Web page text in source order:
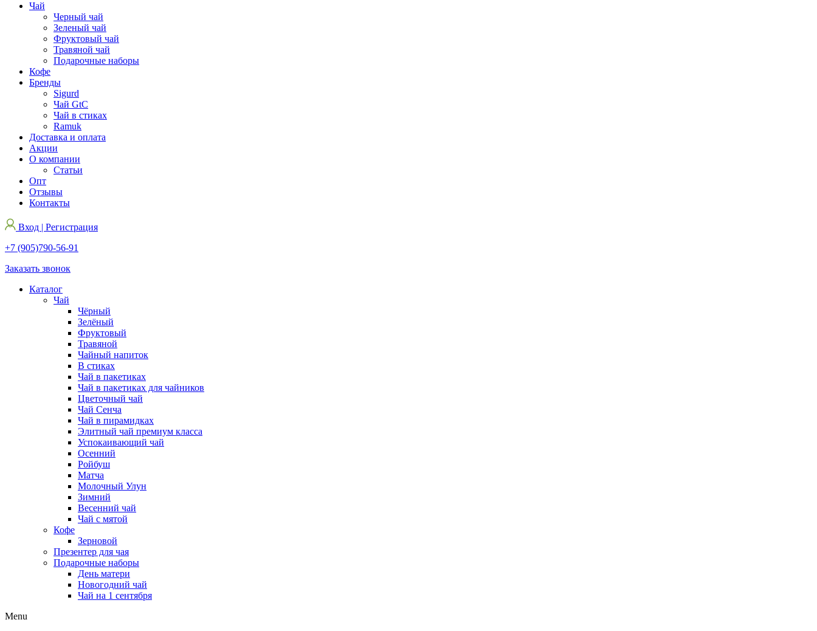
Чай
Черный чай
Зеленый чай
Фруктовый чай
Травяной чай
Подарочные наборы
Кофе
Бренды
Sigurd
Чай GtC
Чай в стиках
Ramuk
Доставка и оплата
Акции
О компании
Статьи
Опт
Отзывы
Контакты
Вход | Регистрация
+7 (905)790-56-91
Заказать звонок
Каталог
Чай
Чёрный
Зелёный
Фруктовый
Травяной
Чайный напиток
В стиках
Чай в пакетиках
Чай в пакетиках для чайников
Цветочный чай
Чай Сенча
Чай в пирамидках
Элитный чай премиум класса
Успокаивающий чай
Осенний
Ройбуш
Матча
Молочный Улун
Зимний
Весенний чай
Чай с мятой
Кофе
Зерновой
Презентер для чая
Подарочные наборы
День матери
Новогодний чай
Чай на 1 сентября
Menu